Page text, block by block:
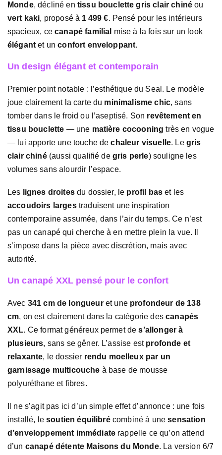
Monde, décliné en tissu bouclette gris clair chiné ou
vert kaki, proposé à 1 499 €. Pensé pour les intérieurs
spacieux, cecanapé familial mise à la fois sur un look
élégant et unconfort enveloppant.
Un design élégant et contemporain
Premier point notable : l’esthétique du Seal. Le modèle
joue clairement la carte du minimalisme chic, sans
tomber dans le froid ou l’aseptisé. Son revêtement en
tissu bouclette — une matière cocooning très en vogue
— lui apporte une touche dechaleur visuelle. Le gris
clair chiné(aussi qualifié de gris perle) souligne les
volumes sans alourdir l’espace.
Les lignes droitesdu dossier, le profil bas et les
accoudoirs largestraduisent une inspiration
contemporaine assumée, dans l’air du temps. Ce n’est
pas un canapé qui cherche à en mettre plein la vue. Il
s’impose dans la pièce avec discrétion, mais avec
autorité.
Un canapé XXL pensé pour le confort
Avec 341 cm de longueuret une profondeur de 138
cm, on est clairement dans la catégorie descanapés
XXL. Ce format généreux permet des’allonger à
plusieurs, sans se gêner. L’assise est profonde et
relaxante, le dossier rendu moelleux par un
garnissage multicouche à base de mousse
polyuréthane et fibres.
Il ne s’agit pas ici d’un simple effet d’annonce : une fois
installé, lesoutien équilibrécombiné à unesensation
d’enveloppement immédiate rappelle ce qu’on attend
d’un canapé détente Maisons du Monde. La version 6/7